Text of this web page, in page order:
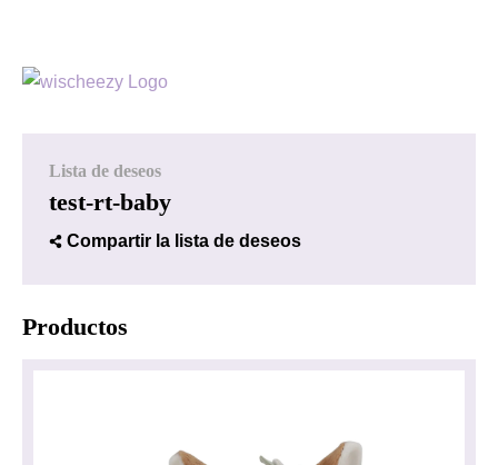
Lista de deseos
test-rt-baby
Compartir la lista de deseos
Productos